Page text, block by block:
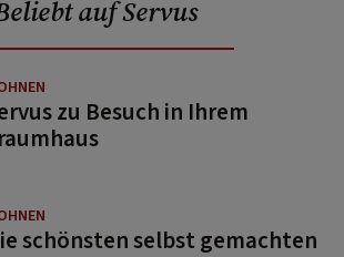
auf Servus
zu Besuch in Ihrem
schönsten selbst gemachten